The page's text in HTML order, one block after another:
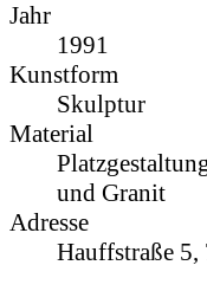
Jahr
1991
Kunstform
Skulptur
Material
und Granit
Adresse
Hauffstraße